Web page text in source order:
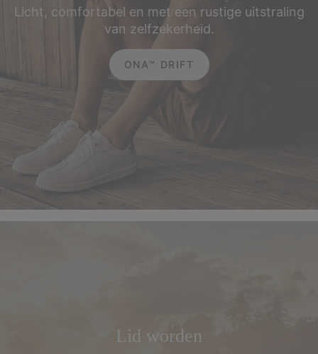
Licht, comfortabel en met een rustige uitstraling
van zelfzekerheid.
ONA™ DRIFT
Lid worden